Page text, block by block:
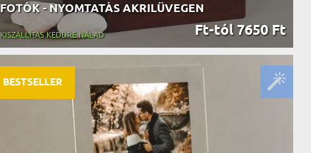
FOTÓK - NYOMTATÁS AKRILÜVEGEN
Ft-tól 7650 Ft
KISZÁLLÍTÁS KEDDRE NÁLAD
BESTSELLER